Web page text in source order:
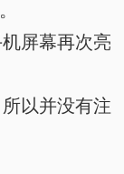
屏幕再次亮
以并没有注